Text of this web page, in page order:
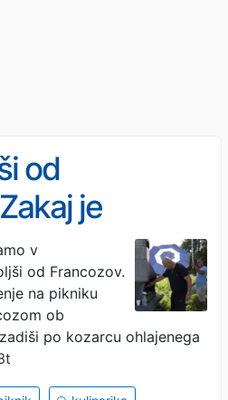
od
je
pravi
v
od Francozov.
na pikniku
ob
po kozarcu ohlajenega